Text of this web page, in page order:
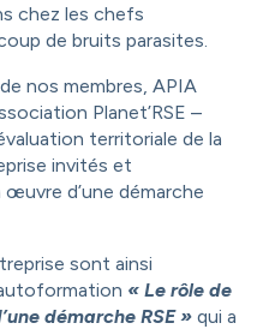
chez les chefs
de bruits parasites.
nos membres, APIA
Planet’RSE –
territoriale de la
invités et
d’une démarche
sont ainsi
« Le rôle de
démarche RSE » qui a